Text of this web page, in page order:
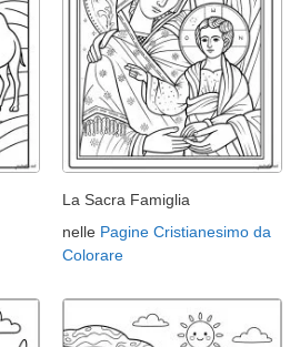
La Sacra Famiglia
nelle Pagine Cristianesimo da
Colorare